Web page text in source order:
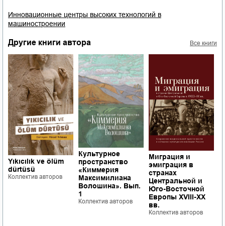
Инновационные центры высоких технологий в
машиностроении
Другие книги автора Все книги
Yıkıcılık ve ölüm
dürtüsü
Коллектив авторов
Культурное
пространство
«Киммерия
Максимилиана
Волошина». Вып.
1
Коллектив авторов
Миграция и
эмиграция в
странах
Центральной и
Юго-Восточной
Европы XVIII-XX
вв.
Коллектив авторов